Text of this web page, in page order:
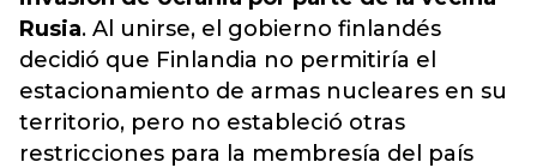
Rusia. Al unirse, el gobierno finlandés
decidió que Finlandia no permitiría el
estacionamiento de armas nucleares en su
territorio, pero no estableció otras
restricciones para la membresía del país